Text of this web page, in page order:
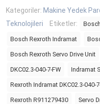
Kategoriler: Makine Yedek
Teknolojileri
Etiketler:
Bosch Rexroth Indramat
Bosch Rexroth Servo Drive Unit
DKC02.3-040-7-FW Indramat
Rexroth Indramat DKC02.3-040-
Rexroth R911279430 Servo